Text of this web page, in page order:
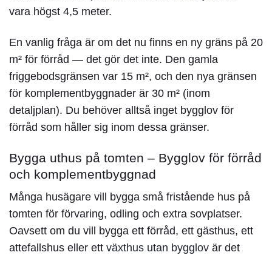
vara högst 4,5 meter.
En vanlig fråga är om det nu finns en ny gräns på 20
m² för förråd — det gör det inte. Den gamla
friggebodsgränsen var 15 m², och den nya gränsen
för komplementbyggnader är 30 m² (inom
detaljplan). Du behöver alltså inget bygglov för
förråd som håller sig inom dessa gränser.
Bygga uthus på tomten – Bygglov för förråd
och komplementbyggnad
Många husägare vill bygga små fristående hus på
tomten för förvaring, odling och extra sovplatser.
Oavsett om du vill bygga ett förråd, ett gästhus, ett
attefallshus eller ett växthus utan bygglov är det